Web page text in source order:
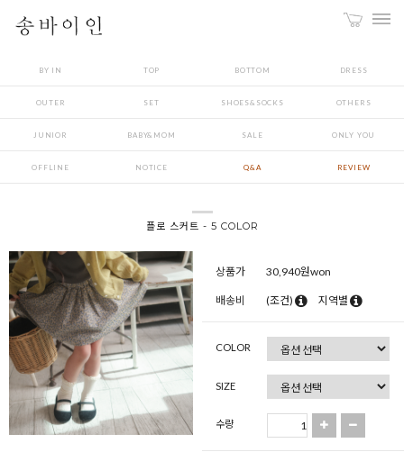
BY IN TOP BOTTOM DRESS
OUTER SET SHOES&SOCKS OTHERS
JUNIOR BABY&MOM SALE ONLY YOU
OFFLINE NOTICE Q&A REVIEW
플로 스커트 - 5 COLOR
상품가 30,940원won
배송비 (조건) 지역별
COLOR
SIZE
수량